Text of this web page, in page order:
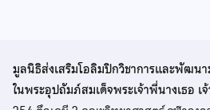
มูลนิธิส่งเสริมโอลิมปิกวิชาการและพัฒน
ในพระอุปถัมภ์สมเด็จพระเจ้าพี่นางเธอ